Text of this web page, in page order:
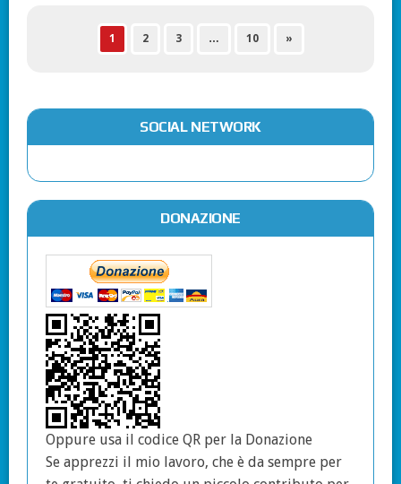
1 2 3 … 10 »
SOCIAL NETWORK
DONAZIONE
Oppure usa il codice QR per la Donazione
Se apprezzi il mio lavoro, che è da sempre per